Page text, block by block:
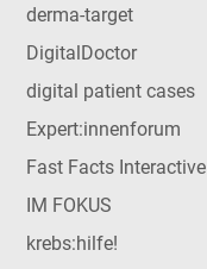
derma-target
DigitalDoctor
digital patient cases
Expert:innenforum
Fast Facts Interactive
IM FOKUS
krebs:hilfe!